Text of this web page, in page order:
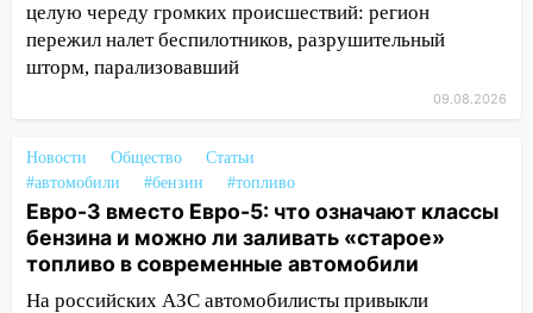
19:55 В Ульяновске упавшее дерево
заблокировало в машине двух женщин
готов, ещё два — почти завершены
17:00 «Ульяновскалипсис»: последствия
урагана 8 августа
16:38 Прогноз погоды в Ульяновской
области на 9 августа
целую череду громких происшествий: регион
пережил налет беспилотников, разрушительный
шторм, парализовавший
09.08.2026
Новости Общество
Статьи
#автомобили
#бензин #топливо
Евро-3 вместо Евро-5: что означают классы
бензина и можно ли заливать «старое»
топливо в современные автомобили
На российских АЗС автомобилисты привыкли